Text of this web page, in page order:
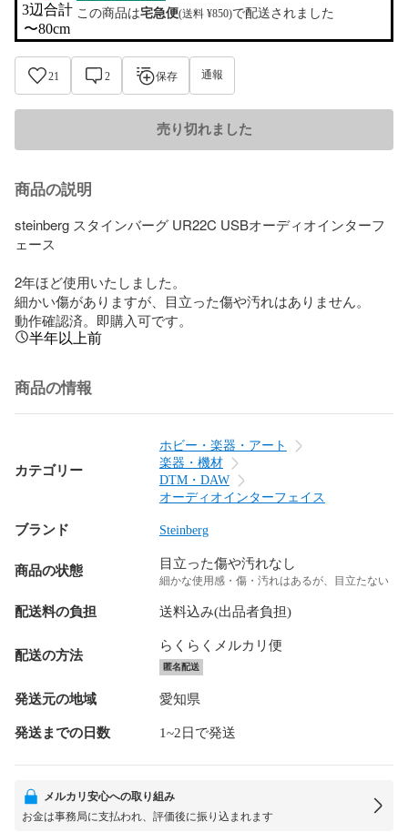
3辺合計
〜80cm
この商品は宅急便(送料 ¥850)で配送されました
21 2 保存 通報
売り切れました
商品の説明
steinberg スタインバーグ UR22C USBオーディオインターフ
ェース
2年ほど使用いたしました。
細かい傷がありますが、目立った傷や汚れはありません。
動作確認済。即購入可です。
半年以上前
商品の情報
カテゴリー
ホビー・楽器・アート
楽器・機材
DTM・DAW
オーディオインターフェイス
ブランド Steinberg
商品の状態 目立った傷や汚れなし
細かな使用感・傷・汚れはあるが、目立たない
配送料の負担 送料込み(出品者負担)
配送の方法
らくらくメルカリ便
匿名配送
発送元の地域 愛知県
発送までの日数 1~2日で発送
メルカリ安心への取り組み
お金は事務局に支払われ、評価後に振り込まれます